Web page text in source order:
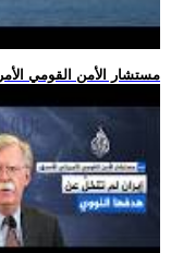
.. مستشار الأمن القومي